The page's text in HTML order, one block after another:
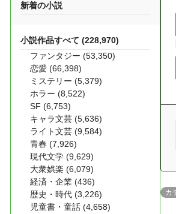
カ
新着の小説
小説作品すべて (228,970)
ファンタジー (53,350)
恋愛 (66,398)
ミステリー (5,379)
ホラー (8,522)
SF (6,753)
キャラ文芸 (5,636)
ライト文芸 (9,584)
青春 (7,926)
現代文学 (9,629)
大衆娯楽 (6,079)
経済・企業 (436)
歴史・時代 (3,226)
児童書・童話 (4,658)